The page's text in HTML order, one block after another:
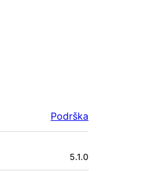
Podrška
5.1.0